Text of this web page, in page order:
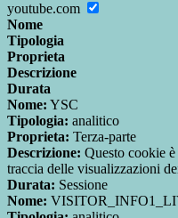
youtube.com
Nome
Tipologia
Proprieta
Descrizione
Durata
Nome: YSC
Tipologia: analitico
Proprieta: Terza-parte
Descrizione: Questo cookie
traccia delle visualizzazioni
Durata: Sessione
Nome: